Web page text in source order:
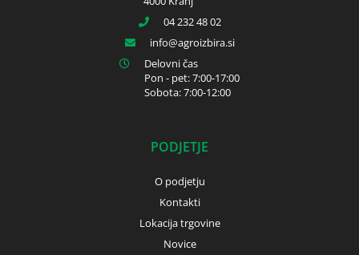
04 232 48 02
info
agroizbira.si
Delovni čas
Pon - pet: 7:00-17:00
Sobota: 7:00-12:00
PODJETJE
O podjetju
Kontakti
Lokacija trgovine
Novice